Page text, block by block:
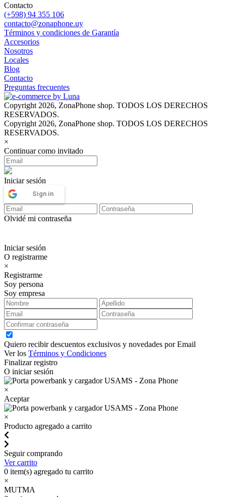
Contacto
(+598) 94 355 106
contacto@zonaphone.uy
Términos y condiciones de Garantía
Accesorios
Nosotros
Locales
Blog
Contacto
Preguntas frecuentes
Copyright 2026, ZonaPhone shop. TODOS LOS DERECHOS
RESERVADOS.
Copyright 2026, ZonaPhone shop. TODOS LOS DERECHOS
RESERVADOS.
×
Continuar como invitado
Iniciar sesión
Sign in
Olvidé mi contraseña
Iniciar sesión
O registrarme
×
Registrarme
Soy persona
Soy empresa
Quiero recibir descuentos exclusivos y novedades por Email
Ver los Términos y Condiciones
Finalizar registro
O iniciar sesión
×
Aceptar
×
Producto agregado a carrito
Seguir comprando
Ver carrito
0 item(s) agregado tu carrito
×
MUTMA